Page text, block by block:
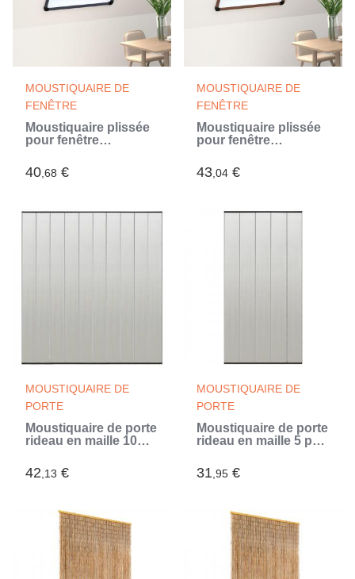
MOUSTIQUAIRE DE
FENÊTRE
Moustiquaire plissée
pour fenêtre
60x80 cm (Gris)
40,68 €
MOUSTIQUAIRE DE
FENÊTRE
Moustiquaire plissée
pour fenêtre
60x80 cm
43,04 €
MOUSTIQUAIRE DE
PORTE
Moustiquaire de porte
rideau en maille 10
(Noir)
42,13 €
MOUSTIQUAIRE DE
PORTE
Moustiquaire de porte
rideau en maille 5 pcs
(Noir)
31,95 €